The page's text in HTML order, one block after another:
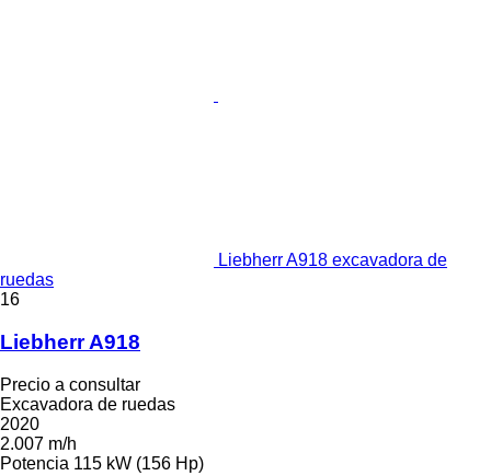
Liebherr A918 excavadora de
ruedas
16
Liebherr A918
Precio a consultar
Excavadora de ruedas
2020
2.007 m/h
Potencia 115 kW (156 Hp)